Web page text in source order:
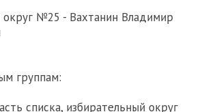
округ №25 - Вахтанин Владимир
группам:
списка, избирательный округ